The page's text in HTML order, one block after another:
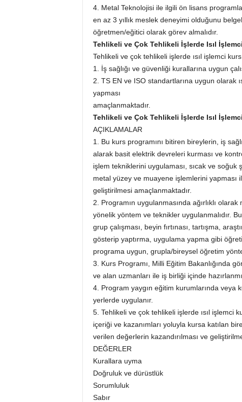
4. Metal Teknolojisi ile ilgili ön lisans
en az 3 yıllık meslek deneyimi olduğunu
öğretmen/eğitici olarak görev almalıdır.
Tehlikeli ve Çok Tehlikeli İşlerde Isıl
Tehlikeli ve çok tehlikeli işlerde ısıl işlemci
1. İş sağlığı ve güvenliği kurallarına uygun
2. TS EN ve ISO standartlarına uygun olarak
yapması
amaçlanmaktadır.
Tehlikeli ve Çok Tehlikeli İşlerde Isıl
AÇIKLAMALAR
1. Bu kurs programını bitiren bireylerin, iş
alarak basit elektrik devreleri kurması ve
işlem tekniklerini uygulaması, sıcak ve soğuk
metal yüzey ve muayene işlemlerini yapması
geliştirilmesi amaçlanmaktadır.
2. Programın uygulanmasında ağırlıklı
yönelik yöntem ve teknikler uygulanmalıdır.
grup çalışması, beyin fırtınası, tartışma,
gösterip yaptırma, uygulama yapma gibi
programa uygun, grupla/bireysel öğretim
3. Kurs Programı, Milli Eğitim Bakanlığında
ve alan uzmanları ile iş birliği içinde
4. Program yaygın eğitim kurumlarında veya
yerlerde uygulanır.
5. Tehlikeli ve çok tehlikeli işlerde ısıl işlemci
içeriği ve kazanımları yoluyla kursa katılan
verilen değerlerin kazandırılması ve
DEĞERLER
Kurallara uyma
Doğruluk ve dürüstlük
Sorumluluk
Sabır